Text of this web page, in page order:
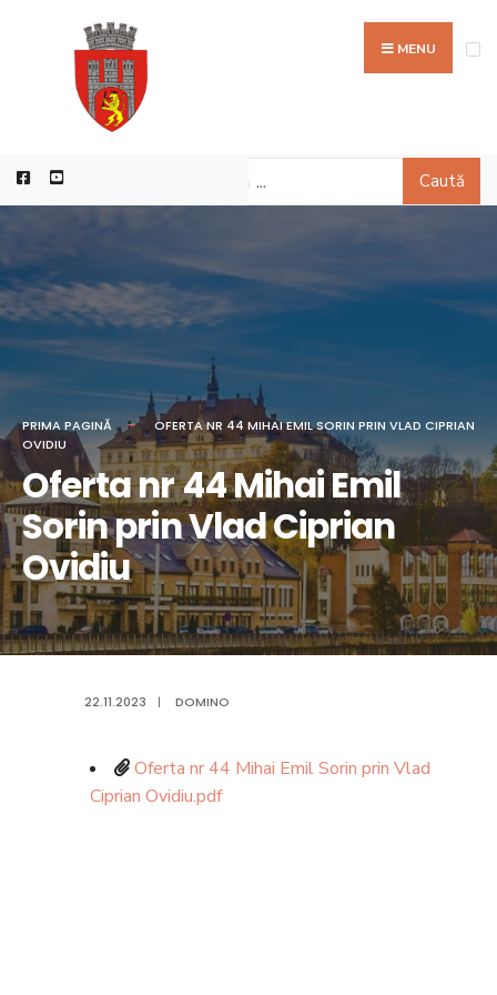
MENU
Caută
PRIMA PAGINĂ
OFERTA NR 44 MIHAI EMIL SORIN PRIN VLAD CIPRIAN
OVIDIU
Oferta nr 44 Mihai Emil
Sorin prin Vlad Ciprian
Ovidiu
22.11.2023 | DOMINO
Oferta nr 44 Mihai Emil Sorin prin Vlad
Ciprian Ovidiu.pdf